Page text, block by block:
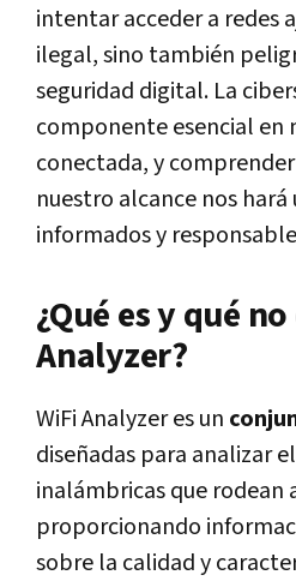
intentar acceder a redes
ilegal, sino también
seguridad digital. La
componente esencial en
conectada, y
nuestro alcance nos hará
informados y
¿Qué es y qué
Analyzer?
WiFi Analyzer es un
diseñadas para analizar
inalámbricas que rodean
proporcionando
sobre la calidad y